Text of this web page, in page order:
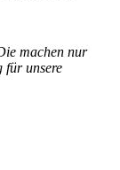
machen nur
für unsere